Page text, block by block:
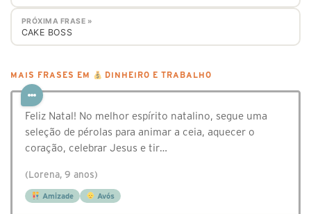
PRÓXIMA FRASE »
CAKE BOSS
MAIS FRASES EM DINHEIRO E TRABALHO
Feliz Natal! No melhor espírito natalino, segue uma
seleção de pérolas para animar a ceia, aquecer o
coração, celebrar Jesus e tir…
(Lorena, 9 anos)
Amizade Avós